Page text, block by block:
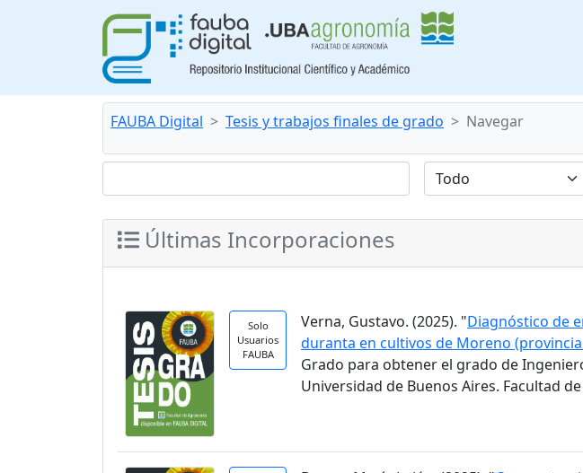
FAUBA Digital Tesis y trabajos finales de grado Navegar
Últimas Incorporaciones
Solo
Usuarios
FAUBA
Verna, Gustavo. (2025). "Diagnóstico de
duranta en cultivos de Moreno
Grado para obtener el grado de
Universidad de Buenos Aires. Facultad